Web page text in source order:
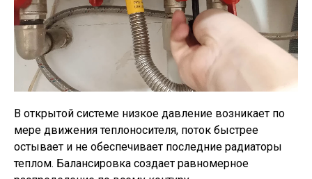
В открытой системе низкое давление возникает по
мере движения теплоносителя, поток быстрее
остывает и не обеспечивает последние радиаторы
теплом. Балансировка создает равномерное